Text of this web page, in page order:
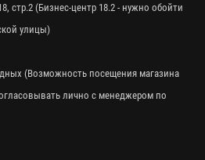
стр.2 (Бизнес-центр 18.2 - нужно обойти
улицы)
(Возможность посещения магазина
лично с менеджером по